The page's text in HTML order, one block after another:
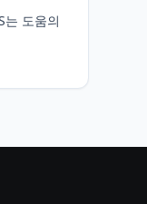
는 도움의